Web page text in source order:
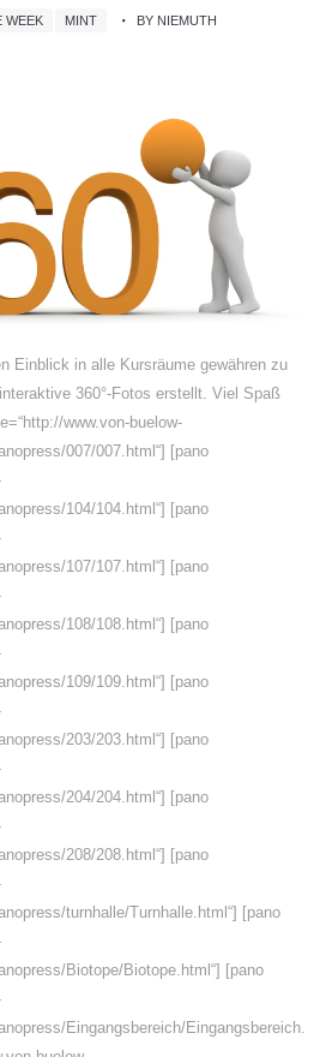
WEEK MINT BY NIEMUTH
Einblick in alle Kursräume gewähren zu
360°-Fotos erstellt. Viel Spaß
www.von-buelow-
007/007.html“] [pano
104/104.html“] [pano
107/107.html“] [pano
108/108.html“] [pano
109/109.html“] [pano
203/203.html“] [pano
204/204.html“] [pano
208/208.html“] [pano
turnhalle/Turnhalle.html“] [pano
Biotope/Biotope.html“] [pano
Eingangsbereich/Eingangsbereich.